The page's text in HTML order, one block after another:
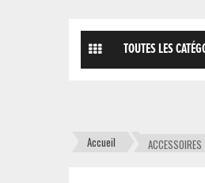
TOUTES LES
Accueil ACCESSOIRES